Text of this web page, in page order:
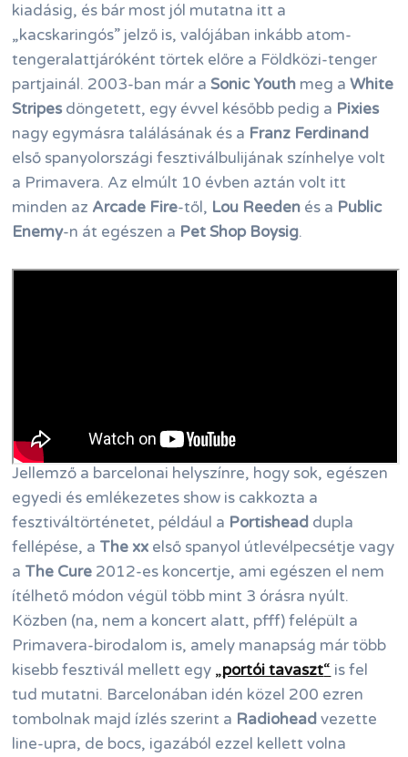
kiadásig, és bár most jól mutatna itt a
„kacskaringós” jelző is, valójában inkább atom-
tengeralattjáróként törtek előre a Földközi-tenger
partjainál. 2003-ban már aSonic Youth meg aWhite
Stripes döngetett, egy évvel később pedig a Pixies
nagy egymásra találásának és a Franz Ferdinand
első spanyolországi fesztiválbulijának színhelye volt
a Primavera. Az elmúlt 10 évben aztán volt itt
minden az Arcade Fire-től, Lou Reeden és a Public
Enemy-n át egészen a Pet Shop Boysig.
Jellemző a barcelonai helyszínre, hogy sok, egészen
egyedi és emlékezetes show is cakkozta a
fesztiváltörténetet, például a Portishead dupla
fellépése, a The xx első spanyol útlevélpecsétje vagy
a The Cure 2012-es koncertje, ami egészen el nem
ítélhető módon végül több mint 3 órásra nyúlt.
Közben (na, nem a koncert alatt, pfff) felépült a
Primavera-birodalom is, amely manapság már több
kisebb fesztivál mellett egy „portói tavaszt“ is fel
tud mutatni. Barcelonában idén közel 200 ezren
tombolnak majd ízlés szerint a Radioheadvezette
line-upra, de bocs, igazából ezzel kellett volna